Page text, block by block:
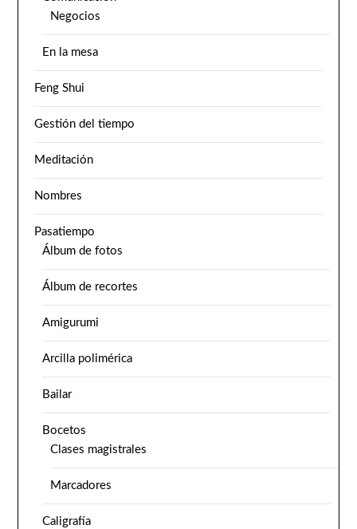
Negocios
En la mesa
Feng Shui
Gestión del tiempo
Meditación
Nombres
Pasatiempo
Álbum de fotos
Álbum de recortes
Amigurumi
Arcilla polimérica
Bailar
Bocetos
Clases magistrales
Marcadores
Caligrafía